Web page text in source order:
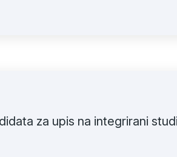
za upis na integrirani